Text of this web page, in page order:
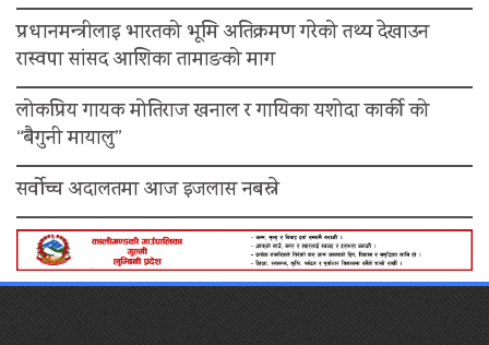
प्रधानमन्त्रीलाइ भारतको भूमि अतिक्रमण गरेको तथ्य देखाउन
रास्वपा सांसद आशिका तामाङको माग
लोकप्रिय गायक मोतिराज खनाल र गायिका यशोदा कार्की को
“बैगुनी मायालु”
सर्वोच्च अदालतमा आज इजलास नबस्ने